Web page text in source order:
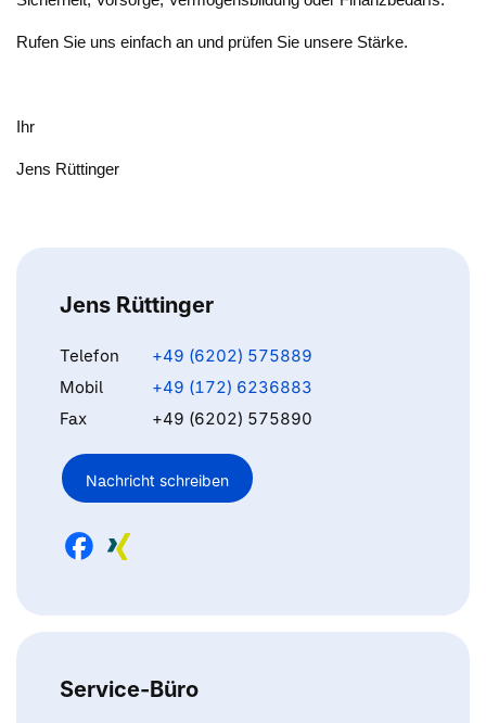
Rufen Sie uns einfach an und prüfen Sie unsere Stärke.
Ihr
Jens Rüttinger
Jens Rüttinger
Telefon
+49 (6202) 575889
Mobil
+49 (172) 6236883
Fax
+49 (6202) 575890
Nachricht schreiben
Service-Büro